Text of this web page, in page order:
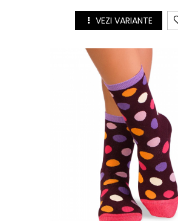
VEZI VARIANTE